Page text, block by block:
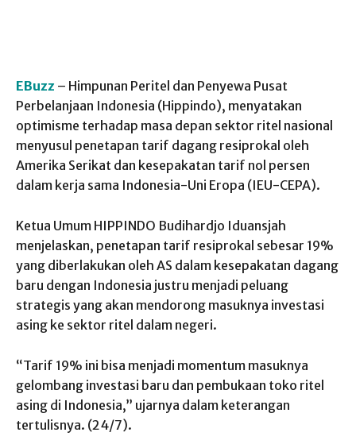
EBuzz – Himpunan Peritel dan Penyewa Pusat
Perbelanjaan Indonesia (Hippindo), menyatakan
optimisme terhadap masa depan sektor ritel nasional
menyusul penetapan tarif dagang resiprokal oleh
Amerika Serikat dan kesepakatan tarif nol persen
dalam kerja sama Indonesia-Uni Eropa (IEU-CEPA).
Ketua Umum HIPPINDO Budihardjo Iduansjah
menjelaskan, penetapan tarif resiprokal sebesar 19%
yang diberlakukan oleh AS dalam kesepakatan dagang
baru dengan Indonesia justru menjadi peluang
strategis yang akan mendorong masuknya investasi
asing ke sektor ritel dalam negeri.
“Tarif 19% ini bisa menjadi momentum masuknya
gelombang investasi baru dan pembukaan toko ritel
asing di Indonesia,” ujarnya dalam keterangan
tertulisnya. (24/7).